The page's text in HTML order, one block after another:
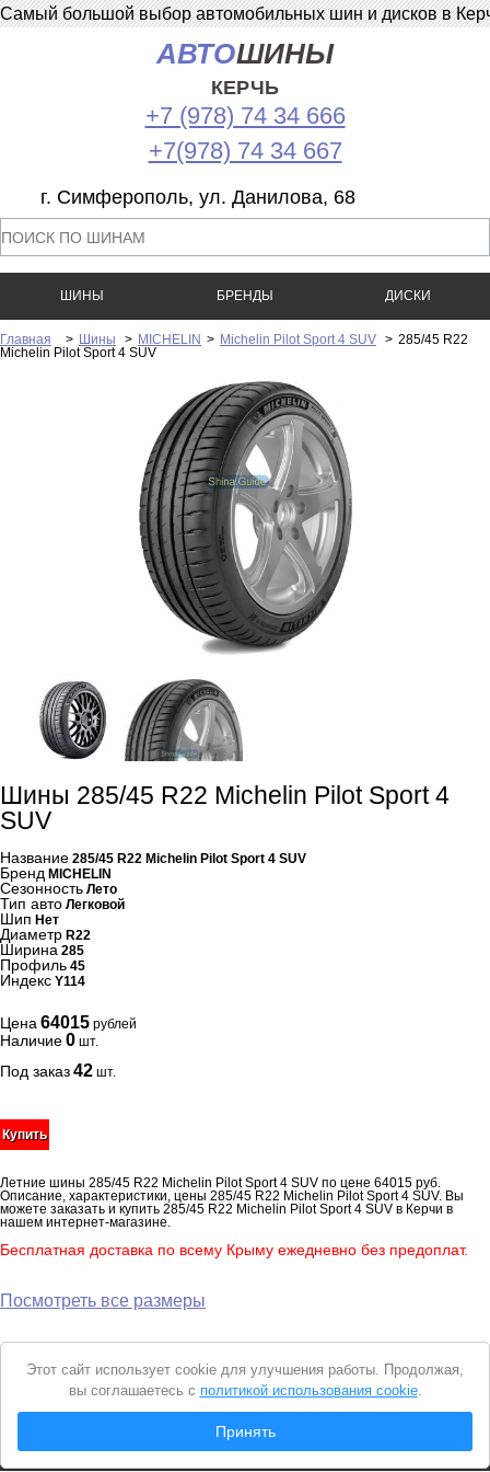
Самый большой выбор автомобильных шин и дисков в
АВТОШИНЫ
КЕРЧЬ
+7 (978) 74 34 666
+7(978) 74 34 667
г. Симферополь, ул. Данилова, 68
ШИНЫ БРЕНДЫ ДИСКИ
Главная > Шины > MICHELIN > Michelin Pilot Sport 4 SUV > 285/45 R22
Michelin Pilot Sport 4 SUV
Шины 285/45 R22 Michelin Pilot Sport 4
SUV
Название 285/45 R22 Michelin Pilot Sport 4 SUV
Бренд MICHELIN
Сезонность Лето
Тип авто Легковой
Шип Нет
Диаметр R22
Ширина 285
Профиль 45
Индекс Y114
Цена 64015 рублей
Наличие0 шт.
Под заказ42 шт.
Купить
Летние шины 285/45 R22 Michelin Pilot Sport 4 SUV по цене 64015 руб.
Описание, характеристики, цены 285/45 R22 Michelin Pilot Sport 4 SUV. Вы
можете заказать и купить 285/45 R22 Michelin Pilot Sport 4 SUV в Керчи в
нашем интернет-магазине.
Бесплатная доставка по всему Крыму ежедневно без предоплат.
Посмотреть все размеры
Вся представленная на сайте информация носит справочный характер и не
является
Уведомление
cookie
Этот сайт использует cookie для улучшения работы. Продолжая,
вы соглашаетесь с политикой использования cookie.
Принять